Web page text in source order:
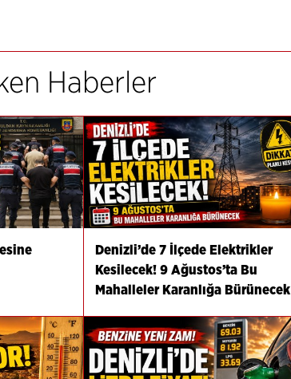
Haberler
Denizli’de 7 İlçede Elektrikler
Kesilecek! 9 Ağustos’ta Bu
Mahalleler Karanlığa Bürünecek